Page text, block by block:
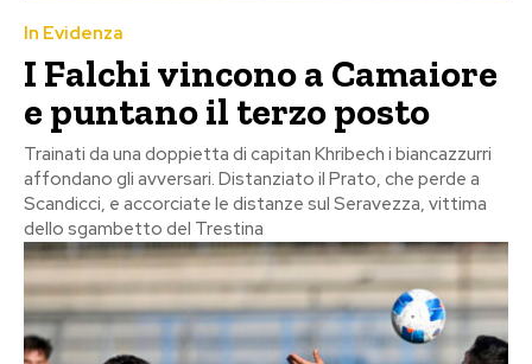
In Evidenza
I Falchi vincono a Camaiore
e puntano il terzo posto
Trainati da una doppietta di capitan Khribech i biancazzurri
affondano gli avversari. Distanziato il Prato, che perde a
Scandicci, e accorciate le distanze sul Seravezza, vittima
dello sgambetto del Trestina